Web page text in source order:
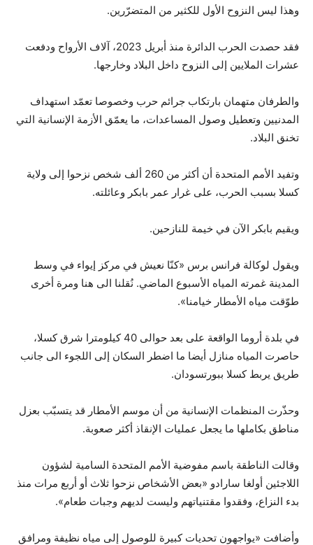
وهذا ليس النزوح الأول للكثير من المتضرّرين.
فقد حصدت الحرب الدائرة منذ أبريل 2023، آلاف الأرواح ودفعت
عشرات الملايين إلى النزوح داخل البلاد وخارجها.
والطرفان متهمان بارتكاب جرائم حرب وخصوصا تعمّد استهداف
المدنيين وتعطيل وصول المساعدات، ما يعمّق الأزمة الإنسانية التي
تخنق البلاد.
وتفيد الأمم المتحدة أن أكثر من 260 ألف شخص نزحوا إلى ولاية
كسلا بسبب الحرب، على غرار عمر بابكر وعائلته.
ويقيم بابكر الآن في خيمة للنازحين.
ويقول لوكالة فرانس برس «كنّا نعيش في مركز إيواء في وسط
المدينة غمرته المياه الأسبوع الماضي. نُقلنا الى هنا ومرة أخرى
طوّقت مياه الأمطار خيامنا».
في بلدة أروما الواقعة على بعد حوالى 40 كيلومترا شرق كسلا،
حاصرت المياه منازل أيضا ما اضطر السكان إلى اللجوء الى جانب
طريق يربط كسلا ببورتسودان.
وحذّرت المنظمات الإنسانية من أن موسم الأمطار قد يتسبّب بعزل
مناطق بكاملها ما يجعل عمليات الإنقاذ أكثر صعوبة.
وقالت الناطقة باسم مفوضية الأمم المتحدة السامية لشؤون
اللاجئين أولغا سارادو «بعض الأشخاص نزحوا ثلاث أو أربع مرات منذ
بدء النزاع، وفقدوا مقتنياتهم وليست لديهم وجبات طعام».
وأضافت «يواجهون تحديات كبيرة للوصول إلى مياه نظيفة ومرافق